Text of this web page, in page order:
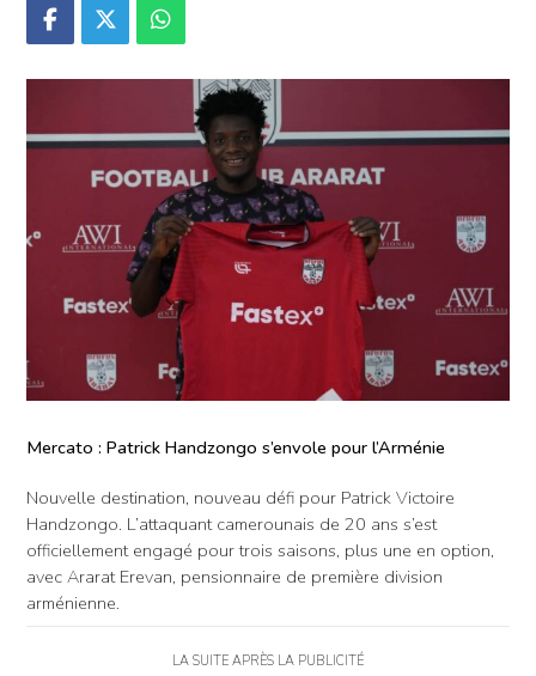
Mercato : Patrick Handzongo s’envole pour l’Arménie
Nouvelle destination, nouveau défi pour Patrick Victoire
Handzongo. L’attaquant camerounais de 20 ans s’est
officiellement engagé pour trois saisons, plus une en option,
avec Ararat Erevan, pensionnaire de première division
arménienne.
LA SUITE APRÈS LA PUBLICITÉ